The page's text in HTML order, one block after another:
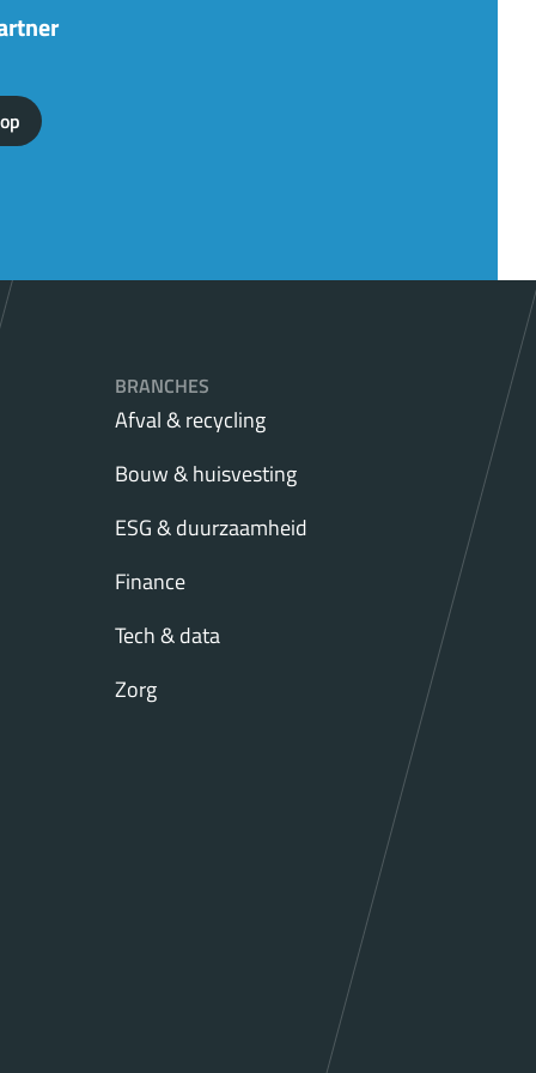
BRANCHES
Afval & recycling
Bouw & huisvesting
ESG & duurzaamheid
Finance
Tech & data
Zorg